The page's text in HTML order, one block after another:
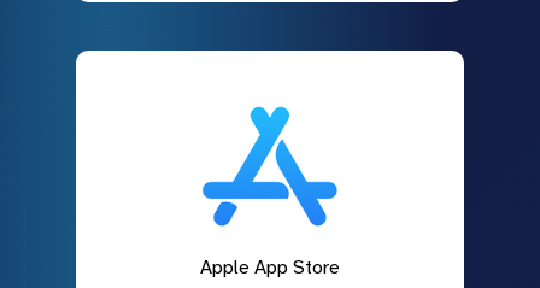
Apple App Store